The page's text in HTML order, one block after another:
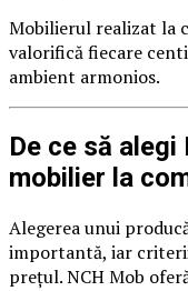
Mobilierul realizat la
valorifică fiecare
ambient armonios.
De ce să
mobilier la
Alegerea unui
importantă, iar
prețul. NCH Mob